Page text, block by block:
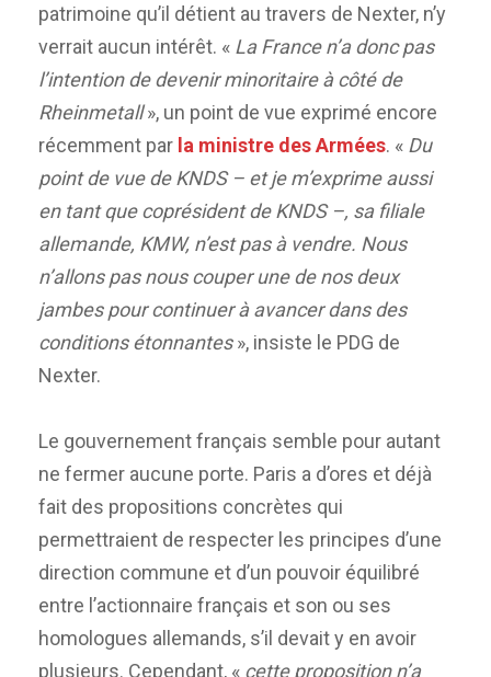
patrimoine qu’il détient au travers de Nexter, n’y
verrait aucun intérêt. « La France n’a donc pas
l’intention de devenir minoritaire à côté de
Rheinmetall», un point de vue exprimé encore
récemment par la ministre des Armées. « Du
point de vue de KNDS – et je m’exprime aussi
en tant que coprésident de KNDS –, sa filiale
allemande, KMW, n’est pas à vendre. Nous
n’allons pas nous couper une de nos deux
jambes pour continuer à avancer dans des
conditions étonnantes», insiste le PDG de
Nexter.
Le gouvernement français semble pour autant
ne fermer aucune porte. Paris a d’ores et déjà
fait des propositions concrètes qui
permettraient de respecter les principes d’une
direction commune et d’un pouvoir équilibré
entre l’actionnaire français et son ou ses
homologues allemands, s’il devait y en avoir
plusieurs. Cependant, « cette proposition n’a